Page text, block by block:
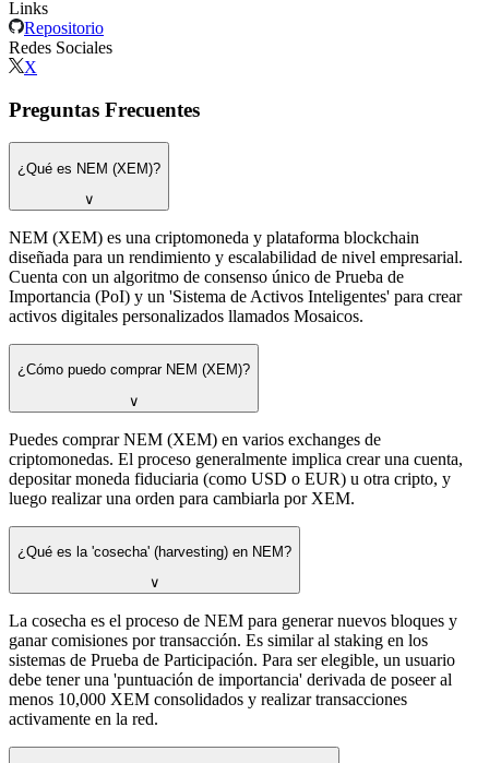
Links
Repositorio
Redes Sociales
X
Preguntas Frecuentes
¿Qué es NEM (XEM)?
∨
NEM (XEM) es una criptomoneda y plataforma blockchain
diseñada para un rendimiento y escalabilidad de nivel empresarial.
Cuenta con un algoritmo de consenso único de Prueba de
Importancia (PoI) y un 'Sistema de Activos Inteligentes' para crear
activos digitales personalizados llamados Mosaicos.
¿Cómo puedo comprar NEM (XEM)?
∨
Puedes comprar NEM (XEM) en varios exchanges de
criptomonedas. El proceso generalmente implica crear una cuenta,
depositar moneda fiduciaria (como USD o EUR) u otra cripto, y
luego realizar una orden para cambiarla por XEM.
¿Qué es la 'cosecha' (harvesting) en NEM?
∨
La cosecha es el proceso de NEM para generar nuevos bloques y
ganar comisiones por transacción. Es similar al staking en los
sistemas de Prueba de Participación. Para ser elegible, un usuario
debe tener una 'puntuación de importancia' derivada de poseer al
menos 10,000 XEM consolidados y realizar transacciones
activamente en la red.